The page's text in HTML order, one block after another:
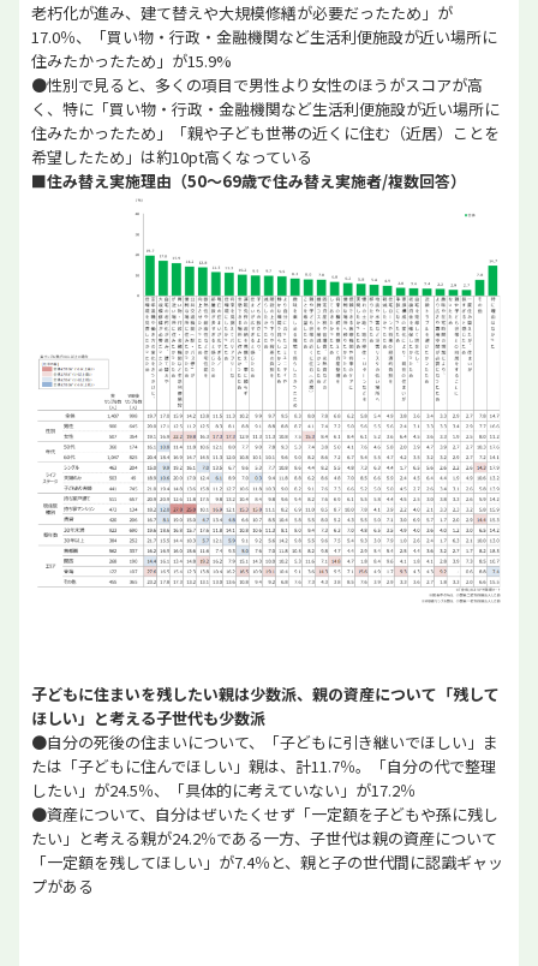
老朽化が進み、建て替えや大規模修繕が必要だったため」が
17.0％、「買い物・行政・金融機関など生活利便施設が近い場所に
住みたかったため」が15.9%
●性別で見ると、多くの項目で男性より女性のほうがスコアが高
く、特に「買い物・行政・金融機関など生活利便施設が近い場所に
住みたかったため」「親や子ども世帯の近くに住む（近居）ことを
希望したため」は約10pt高くなっている
■住み替え実施理由（50～69歳で住み替え実施者/複数回答）
子どもに住まいを残したい親は少数派、親の資産について「残して
ほしい」と考える子世代も少数派
●自分の死後の住まいについて、「子どもに引き継いでほしい」ま
たは「子どもに住んでほしい」親は、計11.7％。「自分の代で整理
したい」が24.5％、「具体的に考えていない」が17.2％
●資産について、自分はぜいたくせず「一定額を子どもや孫に残し
たい」と考える親が24.2％である一方、子世代は親の資産について
「一定額を残してほしい」が7.4％と、親と子の世代間に認識ギャッ
プがある